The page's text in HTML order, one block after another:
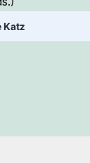
Katz